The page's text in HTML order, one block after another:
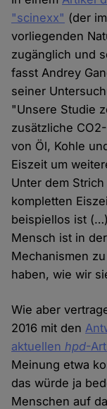
"scinexx" (der
vorliegenden
zugänglich und
fasst Andrey
seiner
"Unsere Studie
zusätzliche
von Öl, Kohle
Eiszeit um
Unter dem
kompletten
beispiellos ist
Mensch ist in
Mechanismen
haben, wie wir
Wie aber
2016 mit den
aktuellenhpd-
Meinung etwa
das würde ja
Menschen auf